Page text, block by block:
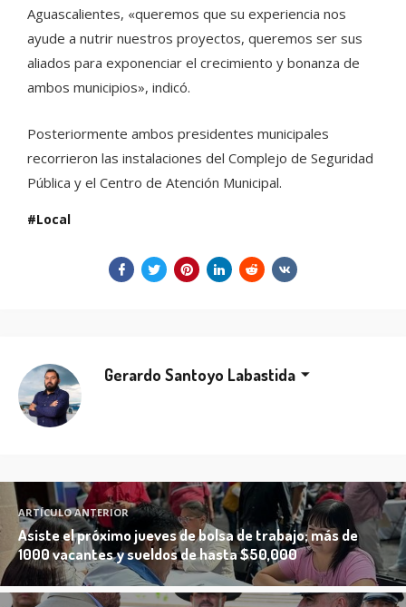
Aguascalientes, «queremos que su experiencia nos
ayude a nutrir nuestros proyectos, queremos ser sus
aliados para exponenciar el crecimiento y bonanza de
ambos municipios», indicó.
Posteriormente ambos presidentes municipales
recorrieron las instalaciones del Complejo de Seguridad
Pública y el Centro de Atención Municipal.
Local
Gerardo Santoyo Labastida
ARTÍCULO ANTERIOR
Asiste el próximo jueves de bolsa de trabajo; más de
1000 vacantes y sueldos de hasta $50,000